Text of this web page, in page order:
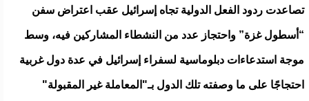
تصاعدت ردود الفعل الدولية تجاه إسرائيل عقب اعتراض سفن
“أسطول غزة” واحتجاز عدد من النشطاء المشاركين فيه، وسط
موجة استدعاءات دبلوماسية لسفراء إسرائيل في عدة دول غربية
احتجاجًا على ما وصفته تلك الدول بـ"المعاملة غير المقبولة"